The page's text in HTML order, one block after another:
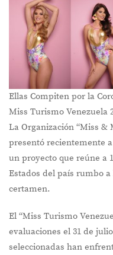
Ellas Compiten por la
Miss Turismo Venezuela
La Organización “Miss &
presentó recientemente
un proyecto que reúne a
Estados del país rumbo
certamen.
El “Miss Turismo
evaluaciones el 31 de
seleccionadas han